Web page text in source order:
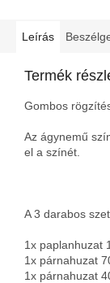
Leírás
Termék
Gombos
Az ágynemű
el a színét.
A 3 darabos
1x paplanhuzat
1x párnahuzat
1x párnahuzat